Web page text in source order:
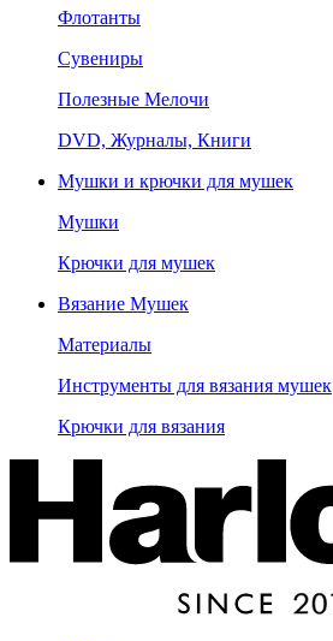
Флотанты
Сувениры
Полезные Мелочи
DVD, Журналы, Книги
Мушки и крючки для мушек
Мушки
Крючки для мушек
Вязание Мушек
Материалы
Инструменты для вязания мушек
Крючки для вязания